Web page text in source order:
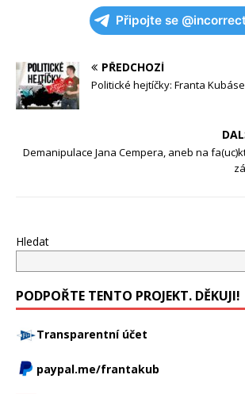
Připojte se
PŘEDCHOZÍ
Politické hejtíčky: Franta
Demanipulace Jana Cempera, aneb na
Hledat
PODPOŘTE TENTO PROJEKT. DĚKUJI!
Transparentní účet
paypal.me/frantakub